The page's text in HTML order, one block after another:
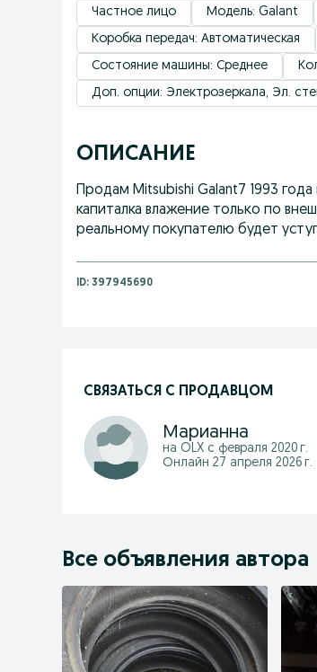
Частное лицо Модель: Galant
Коробка передач: Автоматическая
Состояние машины: Среднее
Доп. опции: Электрозеркала, Эл.
ОПИСАНИЕ
Продам Mitsubishi Galant7 1993
капиталка влажение только по
реальному покупателю будет
ID: 397945690
СВЯЗАТЬСЯ С ПРОДАВЦОМ
Марианна
на OLX с февраля 2020 г.
Онлайн 27 апреля 2026 г.
Все объявления автора